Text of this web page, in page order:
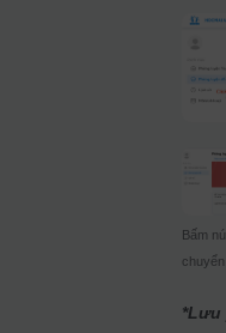
Bấm
*Lưu